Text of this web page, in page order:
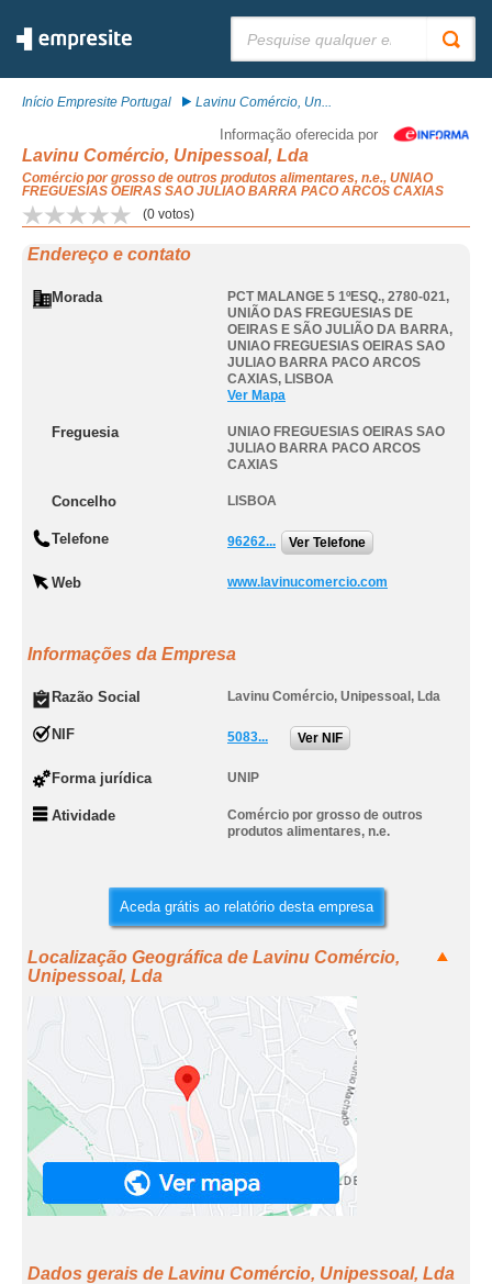
Início Empresite Portugal Lavinu Comércio, Un...
Informação oferecida por
Lavinu Comércio, Unipessoal, Lda
Comércio por grosso de outros produtos alimentares, n.e., UNIAO
FREGUESIAS OEIRAS SAO JULIAO BARRA PACO ARCOS CAXIAS
(0 votos)
Endereço e contato
Morada
PCT MALANGE 5 1ºESQ., 2780-021,
UNIÃO DAS FREGUESIAS DE
OEIRAS E SÃO JULIÃO DA BARRA,
UNIAO FREGUESIAS OEIRAS SAO
JULIAO BARRA PACO ARCOS
CAXIAS, LISBOA
Ver Mapa
Freguesia
UNIAO FREGUESIAS OEIRAS SAO
JULIAO BARRA PACO ARCOS
CAXIAS
Concelho LISBOA
Telefone 96262... Ver Telefone
Web www.lavinucomercio.com
Informações da Empresa
Razão Social Lavinu Comércio, Unipessoal, Lda
NIF 5083... Ver NIF
Forma jurídica UNIP
Atividade
Comércio por grosso de outros
produtos alimentares, n.e.
Aceda grátis ao relatório desta empresa
Localização Geográfica de Lavinu Comércio,
Unipessoal, Lda
Dados gerais de Lavinu Comércio, Unipessoal, Lda